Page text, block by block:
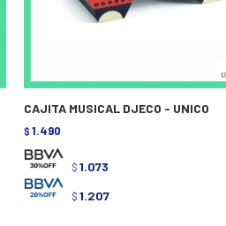
CAJITA MUSICAL DJECO - UNICO
$ 1.490
$ 1.073
$ 1.207